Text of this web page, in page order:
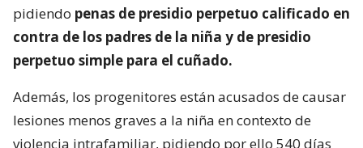
pidiendo penas de presidio perpetuo calificado en
contra de los padres de la niña y de presidio
perpetuo simple para el cuñado.
Además, los progenitores están acusados de causar
lesiones menos graves a la niña en contexto de
violencia intrafamiliar, pidiendo por ello 540 días